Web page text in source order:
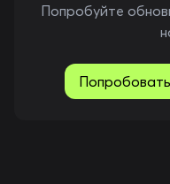
Попробуйте